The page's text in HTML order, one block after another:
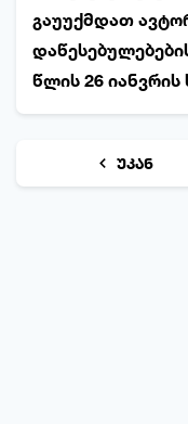
გაუუქმდათ
წლის 26
უკან